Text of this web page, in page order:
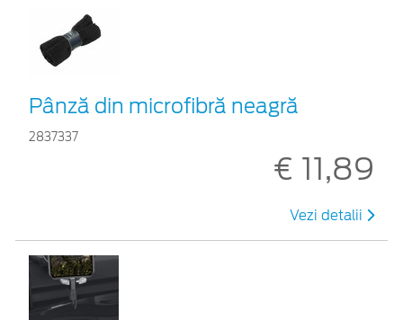
Pânză din microfibră neagră
2837337
€ 11,89
Vezi detalii